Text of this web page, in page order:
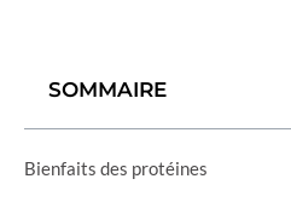
SOMMAIRE
Bienfaits des protéines